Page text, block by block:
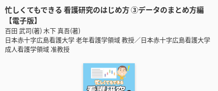
忙しくてもできる 看護研究のはじめ方 ③データのまとめ方編
【電子版】
百田 武司(著) 木下 真吾(著)
日本赤十字広島看護大学 老年看護学領域 教授／日本赤十字広島看護大学
成人看護学領域 准教授